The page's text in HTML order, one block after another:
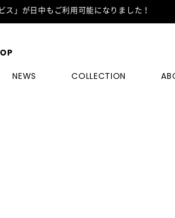
」が日中もご利用可能になりました！
NEWS COLLECTION